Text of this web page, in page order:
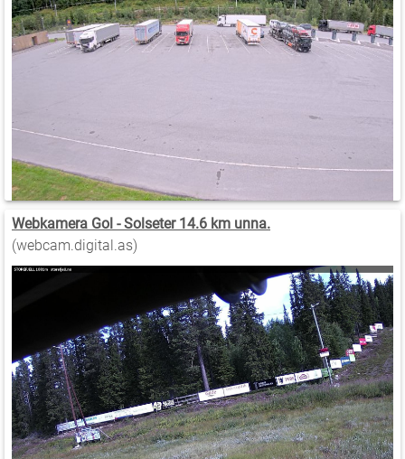
Webkamera Gol - Solseter 14.6 km unna.
(webcam.digital.as)